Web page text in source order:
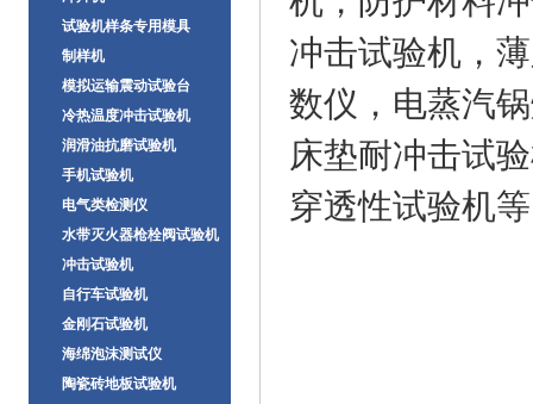
试验机样条专用模具
制样机
模拟运输震动试验台
冷热温度冲击试验机
润滑油抗磨试验机
手机试验机
电气类检测仪
水带灭火器枪栓阀试验机
冲击试验机
自行车试验机
金刚石试验机
海绵泡沫测试仪
陶瓷砖地板试验机
冲击试验机，
数仪，电蒸汽
床垫耐冲击试
穿透性试验机等